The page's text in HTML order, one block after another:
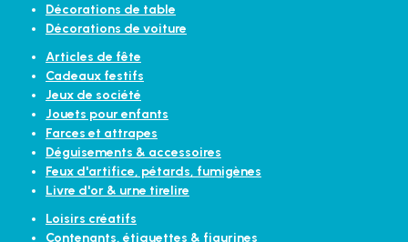
Décorations de table
Décorations de voiture
Articles de fête
Cadeaux festifs
Jeux de société
Jouets pour enfants
Farces et attrapes
Déguisements & accessoires
Feux d'artifice, pétards, fumigènes
Livre d'or & urne tirelire
Loisirs créatifs
Contenants, étiquettes & figurines